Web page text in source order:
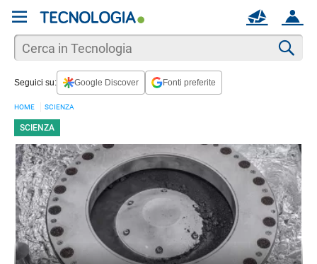
ACCOUNT
MAIL
Seguici su: Google Discover Fonti preferite
HOME SCIENZA
SCIENZA